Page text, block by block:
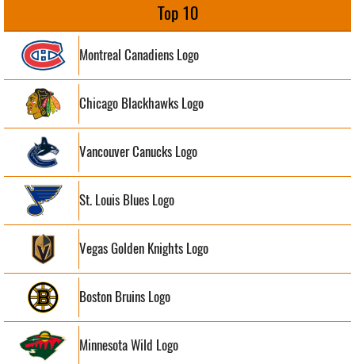
Top 10
Montreal Canadiens Logo
Chicago Blackhawks Logo
Vancouver Canucks Logo
St. Louis Blues Logo
Vegas Golden Knights Logo
Boston Bruins Logo
Minnesota Wild Logo